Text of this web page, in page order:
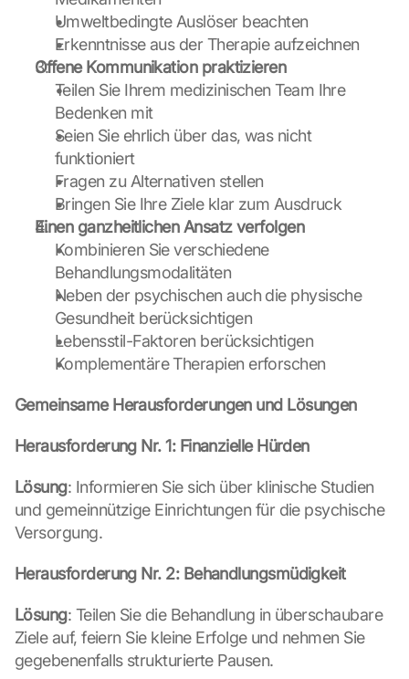
Umweltbedingte Auslöser beachten
Erkenntnisse aus der Therapie aufzeichnen
Offene Kommunikation praktizieren
Teilen Sie Ihrem medizinischen Team Ihre
Bedenken mit
Seien Sie ehrlich über das, was nicht
funktioniert
Fragen zu Alternativen stellen
Bringen Sie Ihre Ziele klar zum Ausdruck
Einen ganzheitlichen Ansatz verfolgen
Kombinieren Sie verschiedene
Behandlungsmodalitäten
Neben der psychischen auch die physische
Gesundheit berücksichtigen
Lebensstil-Faktoren berücksichtigen
Komplementäre Therapien erforschen
Gemeinsame Herausforderungen und Lösungen
Herausforderung Nr. 1: Finanzielle Hürden
Lösung: Informieren Sie sich über klinische Studien
und gemeinnützige Einrichtungen für die psychische
Versorgung.
Herausforderung Nr. 2: Behandlungsmüdigkeit
Lösung: Teilen Sie die Behandlung in überschaubare
Ziele auf, feiern Sie kleine Erfolge und nehmen Sie
gegebenenfalls strukturierte Pausen.
o
t
h
i
s
p
o
t
e
c
t
o
n
s
c
r
e
y
u
a
g
e
t
o
t
h